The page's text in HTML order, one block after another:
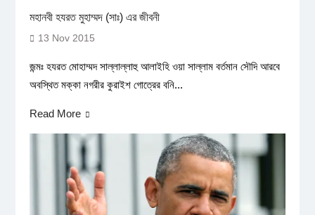
মহানবী হযরত মুহাম্মদ (সাঃ) এর জীবনী
13 Nov 2015
জন্মঃ হযরত মোহাম্মদ সাল্লাল্লাহু আলাইহি ওয়া সাল্লাম বর্তমান সৌদি আরবে
অবস্থিত মক্কা নগরীর কুরাইশ গোত্রের বনি...
Read More